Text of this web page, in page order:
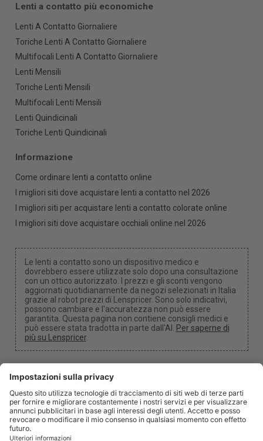
Lenti a contatto più economiche
Lenti A Contatto Giornaliere
Toriche Lenti A Contatto Giornaliere
Multifocali Lenti A Contatto Giornaliere
Lenti Mensili
Toriche Lenti Mensili
Multifocali Lenti Mensili
Lenti Quindicinali
Toriche Lenti Quindicinali
Informazione
Come ordinare lenti a contatto online
I migliori siti dove acquistare lenti a contatto nel 2026
I migliori siti per acquistare lenti a contatto colorate online
I migliori siti dove acquistare occhiali online nel 2026
Le lenti a contatto sono un dispositivo medico e
dovrebbero essere utilizzate solo dopo una consultazione
con un ottico autorizzato. I prezzi e gli sconti vengono
aggiornati quotidianamente da negozi selezionati in Italia
grazie al robot prezzi di Lenspricer. Sono solo indicativi,
possono cambiare e l'accuratezza non può essere
garantita. Questa pagina non contiene consigli medici e
può essere stata tradotta in parte dall'AI. Per saperne di
più su Lenspricer.
Impostazioni dei cookie
Potremmo ricevere una commissione se utilizzi uno dei